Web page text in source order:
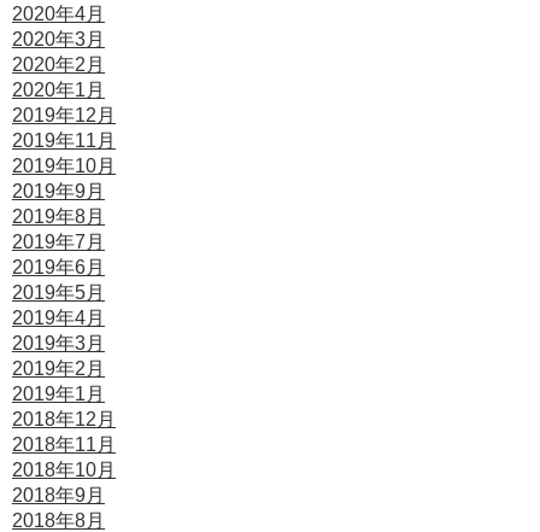
2020年4月
2020年3月
2020年2月
2020年1月
2019年12月
2019年11月
2019年10月
2019年9月
2019年8月
2019年7月
2019年6月
2019年5月
2019年4月
2019年3月
2019年2月
2019年1月
2018年12月
2018年11月
2018年10月
2018年9月
2018年8月